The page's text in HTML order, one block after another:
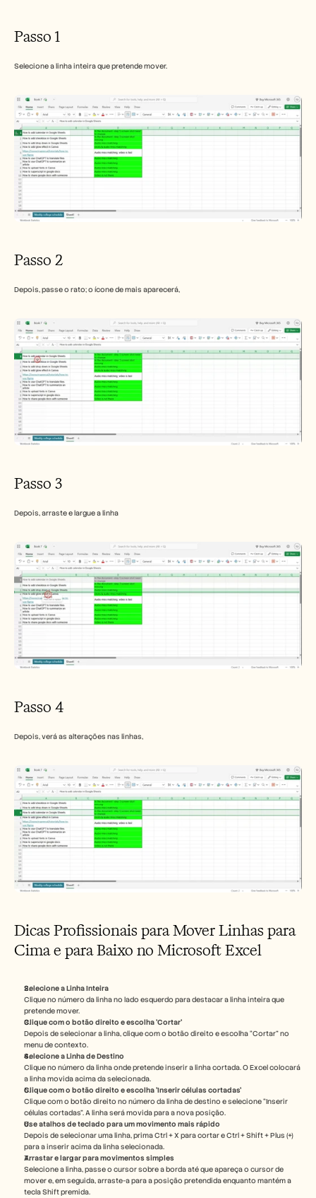
Passo 1
Selecione a linha inteira que pretende mover.
Passo 2
Depois, passe o rato; o ícone de mais aparecerá,
Passo 3
Depois, arraste e largue a linha
Passo 4
Depois, verá as alterações nas linhas,
Dicas Profissionais para Mover Linhas para
Cima e para Baixo no Microsoft Excel
Selecione a Linha Inteira
Clique no número da linha no lado esquerdo para destacar a linha inteira que
pretende mover.
Clique com o botão direito e escolha 'Cortar'
Depois de selecionar a linha, clique com o botão direito e escolha “Cortar” no
menu de contexto.
Selecione a Linha de Destino
Clique no número da linha onde pretende inserir a linha cortada. O Excel colocará
a linha movida acima da selecionada.
Clique com o botão direito e escolha 'Inserir células cortadas'
Clique com o botão direito no número da linha de destino e selecione “Inserir
células cortadas”. A linha será movida para a nova posição.
Use atalhos de teclado para um movimento mais rápido
Depois de selecionar uma linha, prima Ctrl + X para cortar e Ctrl + Shift + Plus (+)
para a inserir acima da linha selecionada.
Arrastar e largar para movimentos simples
Selecione a linha, passe o cursor sobre a borda até que apareça o cursor de
mover e, em seguida, arraste-a para a posição pretendida enquanto mantém a
tecla Shift premida.